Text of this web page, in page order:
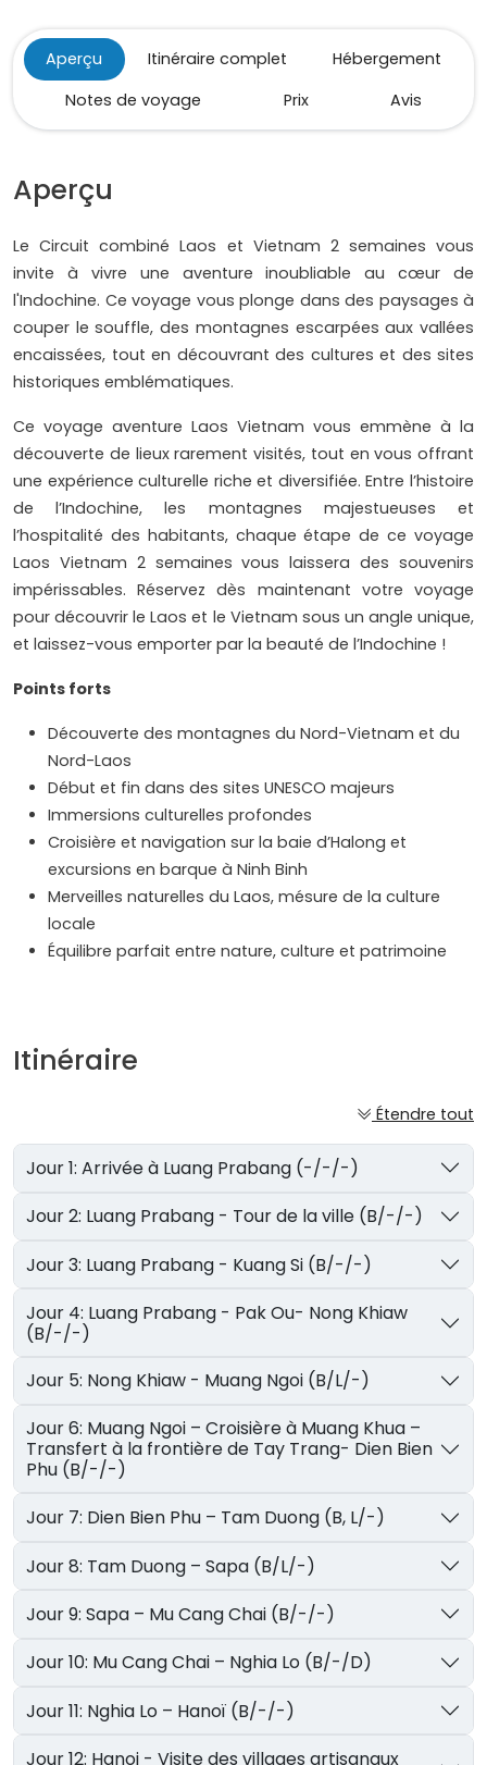
Aperçu Itinéraire complet
Hébergement
Notes de voyage
Prix Avis
Aperçu
Le Circuit combiné Laos et Vietnam 2 semaines vous
invite à vivre une aventure inoubliable au cœur de
l'Indochine. Ce voyage vous plonge dans des paysages à
couper le souffle, des montagnes escarpées aux vallées
encaissées, tout en découvrant des cultures et des sites
historiques emblématiques.
Ce voyage aventure Laos Vietnam vous emmène à la
découverte de lieux rarement visités, tout en vous offrant
une expérience culturelle riche et diversifiée. Entre l’histoire
de l’Indochine, les montagnes majestueuses et
l’hospitalité des habitants, chaque étape de ce voyage
Laos Vietnam 2 semaines vous laissera des souvenirs
impérissables. Réservez dès maintenant votre voyage
pour découvrir le Laos et le Vietnam sous un angle unique,
et laissez-vous emporter par la beauté de l’Indochine !
Points forts
Découverte des montagnes du Nord-Vietnam et du
Nord-Laos
Début et fin dans des sites UNESCO majeurs
Immersions culturelles profondes
Croisière et navigation sur la baie d’Halong et
excursions en barque à Ninh Binh
Merveilles naturelles du Laos, mésure de la culture
locale
Équilibre parfait entre nature, culture et patrimoine
Itinéraire
Étendre tout
Jour 1: Arrivée à Luang Prabang (-/-/-)
Jour 2: Luang Prabang - Tour de la ville (B/-/-)
Jour 3: Luang Prabang - Kuang Si (B/-/-)
Jour 4: Luang Prabang - Pak Ou- Nong Khiaw
(B/-/-)
Jour 5: Nong Khiaw - Muang Ngoi (B/L/-)
Jour 6: Muang Ngoi – Croisière à Muang Khua –
Transfert à la frontière de Tay Trang- Dien Bien
Phu (B/-/-)
Jour 7: Dien Bien Phu – Tam Duong (B, L/-)
Jour 8: Tam Duong – Sapa (B/L/-)
Jour 9: Sapa – Mu Cang Chai (B/-/-)
Jour 10: Mu Cang Chai – Nghia Lo (B/-/D)
Jour 11: Nghia Lo – Hanoï (B/-/-)
Jour 12: Hanoi - Visite des villages artisanaux